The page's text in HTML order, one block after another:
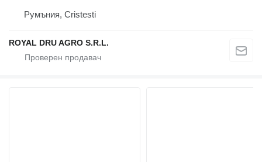
Румъния, Cristesti
ROYAL DRU AGRO S.R.L.